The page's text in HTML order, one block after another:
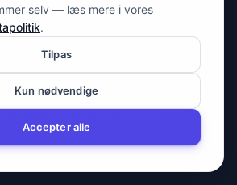
2000 Frederiksberg
del af Spyman.dk. Alle rettigheder
CVR: 30605675
selv — læs mere i vores
.
Tilpas
Kun nødvendige
Accepter alle